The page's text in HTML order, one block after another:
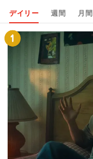
デイリー 週間 月間